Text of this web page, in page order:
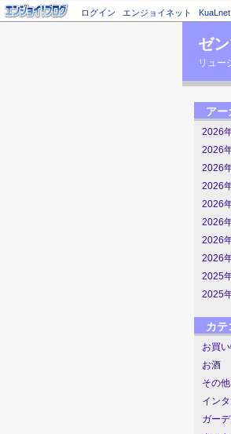
ログイン エンジョイネット KuaLnet
ゼ
リュー
アー
2026
2026
2026
2026
2026
2026
2026
2026
2025
2025
カテ
お買
お酒
その他
イン
ガー